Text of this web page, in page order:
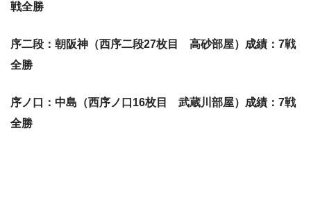
戦全勝
序二段：朝阪神（西序二段27枚目 高砂部屋）成績：7戦
全勝
序ノ口：中島（西序ノ口16枚目 武蔵川部屋）成績：7戦
全勝